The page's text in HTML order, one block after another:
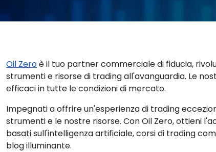
Oil Zeroè il tuo partner commerciale di fiducia,
strumenti e risorse di trading all'avanguardia. Le
efficaci in tutte le condizioni di mercato.
Impegnati a offrire un'esperienza di trading
strumenti e le nostre risorse. Con Oil Zero, ottieni
basati sull'intelligenza artificiale, corsi di trading
blog illuminante.